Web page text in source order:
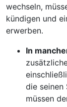
wechseln,
kündigen und
erwerben.
In
die seinen
müssen